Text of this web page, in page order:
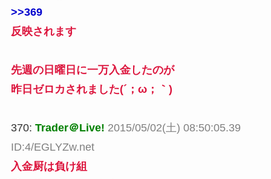
>>369
反映されます
先週の日曜日に一万入金したのが
昨日ゼロカされました(´；ω；｀)
370: Trader＠Live! 2015/05/02(土) 08:50:05.39
ID:4/EGLYZw.net
入金厨は負け組